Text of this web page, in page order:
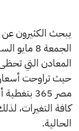
يبحث الكثيرون
المعادن التي
حيث تراوحت أسعار
مصر 365
كافة التغيرات،
الحالية.